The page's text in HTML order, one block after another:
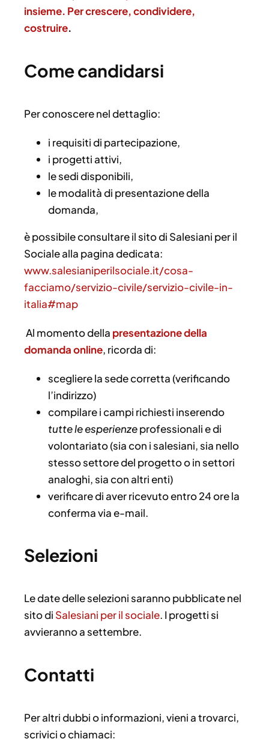
insieme. Per crescere, condividere,
costruire.
Come candidarsi
Per conoscere nel dettaglio:
i requisiti di partecipazione,
i progetti attivi,
le sedi disponibili,
le modalità di presentazione della
domanda,
è possibile consultare il sito di Salesiani per il
Sociale alla pagina dedicata:
www.salesianiperilsociale.it/cosa-
facciamo/servizio-civile/servizio-civile-in-
italia#map
Al momento della presentazione della
domanda online, ricorda di:
scegliere la sede corretta (verificando
l’indirizzo)
compilare i campi richiesti inserendo
tutte le esperienzeprofessionali e di
volontariato (sia con i salesiani, sia nello
stesso settore del progetto o in settori
analoghi, sia con altri enti)
verificare di aver ricevuto entro 24 ore la
conferma via e-mail.
Selezioni
Le date delle selezioni saranno pubblicate nel
sito di Salesiani per il sociale. I progetti si
avvieranno a settembre.
Contatti
Per altri dubbi o informazioni, vieni a trovarci,
scrivici o chiamaci: